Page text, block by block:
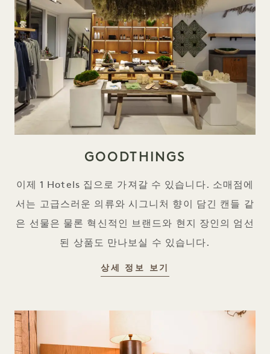
GOODTHINGS
이제 1 Hotels 집으로 가져갈 수 있습니다. 소매점에
서는 고급스러운 의류와 시그니처 향이 담긴 캔들 같
은 선물은 물론 혁신적인 브랜드와 현지 장인의 엄선
된 상품도 만나보실 수 있습니다.
상세 정보 보기